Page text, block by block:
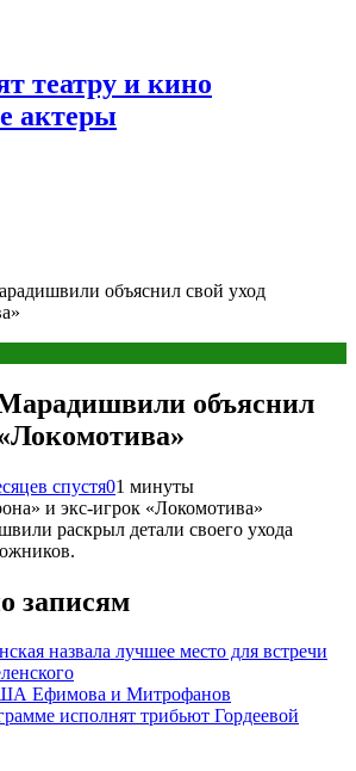
театру и кино
актеры
объяснил свой уход
объяснил
спустя01 минуты
и экс-игрок «Локомотива»
раскрыл детали своего ухода
записям
назвала лучшее место для встречи
Ефимова и Митрофанов
исполнят трибьют Гордеевой